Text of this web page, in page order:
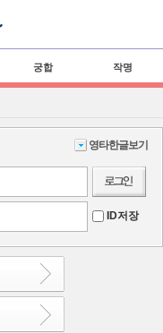
궁합 작명
영타한글보기
ID저장